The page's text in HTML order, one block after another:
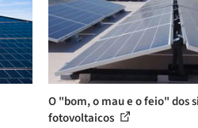
O "bom, o mau e o feio" dos
fotovoltaicos